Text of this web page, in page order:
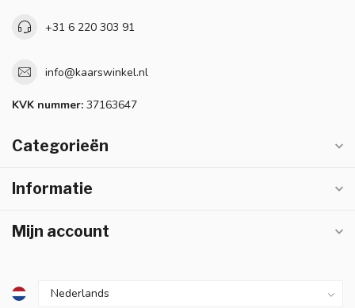
+31 6 220 303 91
info@kaarswinkel.nl
KVK nummer: 37163647
Categorieën
Informatie
Mijn account